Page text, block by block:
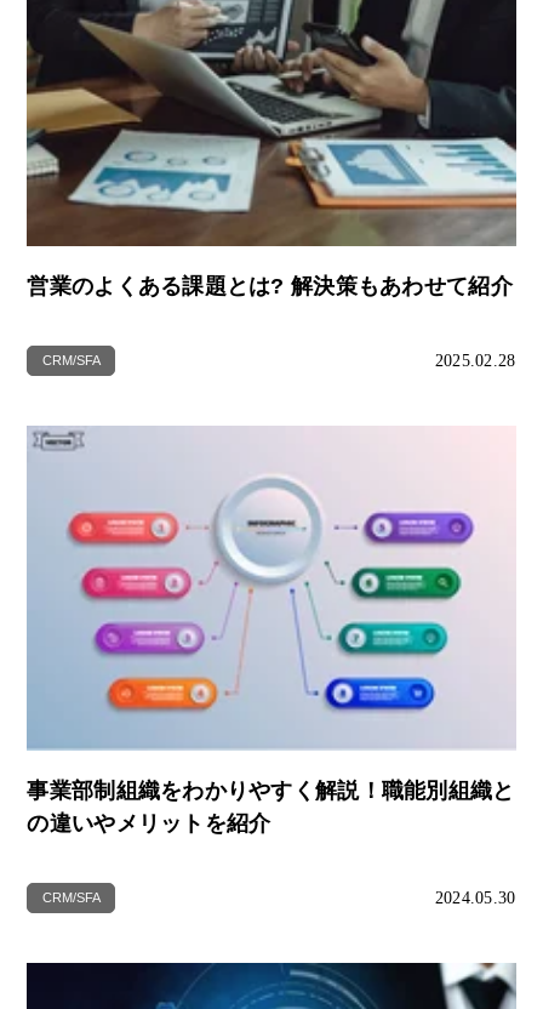
営業のよくある課題とは? 解決策もあわせて紹介
CRM/SFA 2025.02.28
事業部制組織をわかりやすく解説！職能別組織と
の違いやメリットを紹介
CRM/SFA 2024.05.30